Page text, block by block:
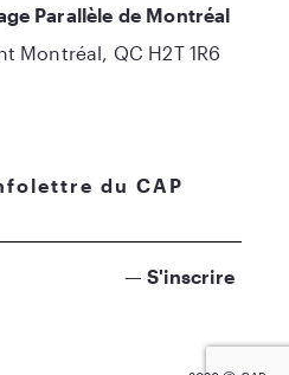
du CAP
Parallèle de Montréal
Montréal, QC H2T 1R6